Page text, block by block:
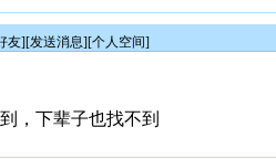
友][发送消息][个人空间]
，下辈子也找不到